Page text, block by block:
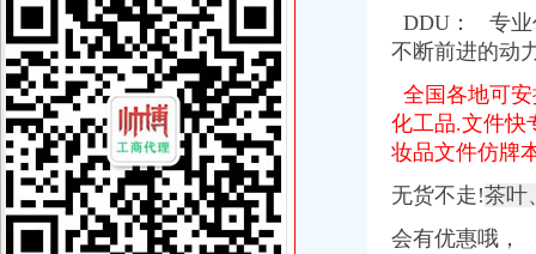
第45页装货货代公司装货货运代理公司黄页装货货代企业查询-
海haiyao品牌代理招商-招商加盟-globrand（全球品牌网）
中原地产免中介费家代理“重庆瑞安天地”-房产新闻-重庆搜狐焦点网
中原地产免中介费家代理“重庆瑞安天地”-房产新闻-重庆搜狐焦点网
重庆地铁隧道项目引进盾构机设备招标报关代理公司
重庆恒信天地房地产代理有限公司发展战略研究-收费硕士博士论文-论
重庆市衣服快递到爱尔兰价格门到门国际包税出口服务（图）-供应信
关于公布国际货物运输代理企业名单的通知-法规库-110网
重庆易亿服装贸易有限公司,主营：服装服饰,箱包设计及销售；品
比利时PP保险杠进口清关代理公司|如何操作_云同盟
DDU：
专业
不断前进的动
全国各地可
化工品.文件快
妆品文件仿牌
无货不走!茶叶
会有优惠哦，